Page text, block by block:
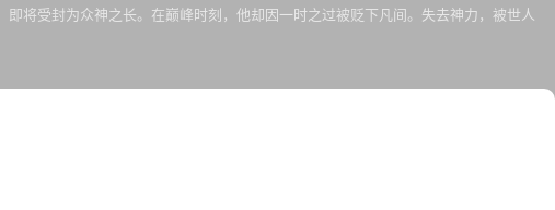
将受封为众神之长。在巅峰时刻，他却因一时之过被贬下凡间。失去神力，被世人